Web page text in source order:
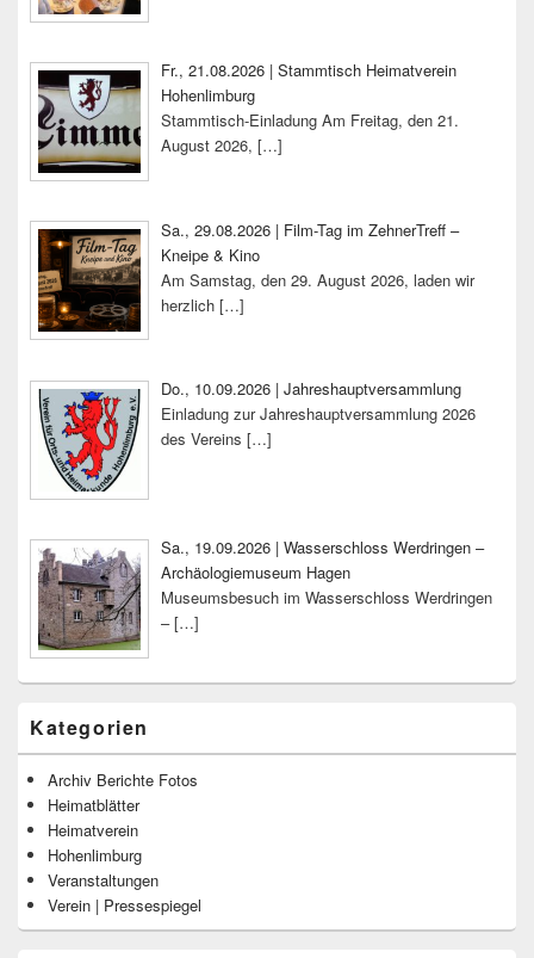
Fr., 21.08.2026 | Stammtisch Heimatverein
Hohenlimburg
Stammtisch-Einladung Am Freitag, den 21.
August 2026, […]
Sa., 29.08.2026 | Film-Tag im ZehnerTreff –
Kneipe & Kino
Am Samstag, den 29. August 2026, laden wir
herzlich […]
Do., 10.09.2026 | Jahreshauptversammlung
Einladung zur Jahreshauptversammlung 2026
des Vereins […]
Sa., 19.09.2026 | Wasserschloss Werdringen –
Archäologiemuseum Hagen
Museumsbesuch im Wasserschloss Werdringen
–[…]
Kategorien
Archiv Berichte Fotos
Heimatblätter
Heimatverein
Hohenlimburg
Veranstaltungen
Verein | Pressespiegel